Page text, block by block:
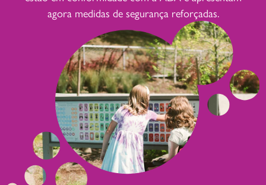
agora medidas de segurança reforçadas.